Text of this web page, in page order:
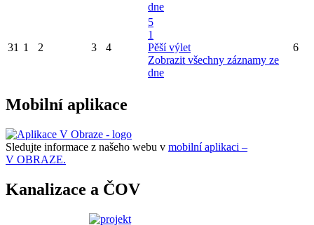
dne
31 1 2 3 4
5
1
Pěší výlet
Zobrazit všechny záznamy ze
dne
6
Mobilní aplikace
Sledujte informace z našeho webu v mobilní aplikaci –
V OBRAZE.
Kanalizace a ČOV